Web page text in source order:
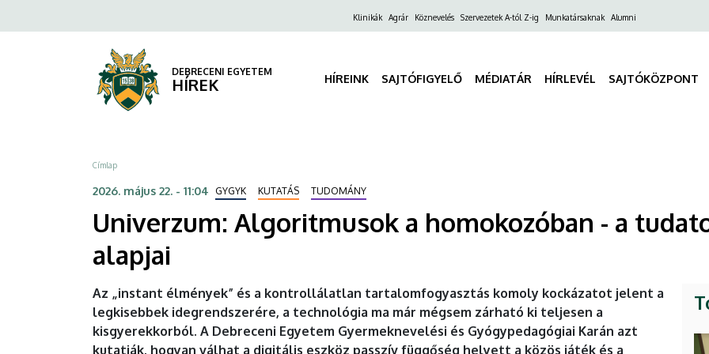
Algoritmusok
homokozóban
digitális
a
FelsőKlinikák Agrár Köznevelés Szervezetek A-tól Z-ig Munkatársaknak Alumni
DEBRECENI EGYETEM
HÍREK HÍREINK SAJTÓFIGYELŐ MÉDIATÁR HÍRLEVÉL SAJTÓKÖZPONT
Morzsa
Címlap
2026. május 22. - 11:04 GYGYK KUTATÁS TUDOMÁNY
Univerzum: Algoritmusok a homokozóban - a
alapjai
Az „instant élmények” és a kontrollálatlan tartalomfogyasztás komoly kockázatot jelent a
legkisebbek idegrendszerére, a technológia ma már mégsem zárható ki teljesen a
kisgyerekkorból. A Debreceni Egyetem Gyermeknevelési és Gyógypedagógiai Karán azt
kutatják, hogyan válhat a digitális eszköz passzív függőség helyett a közös játék és a